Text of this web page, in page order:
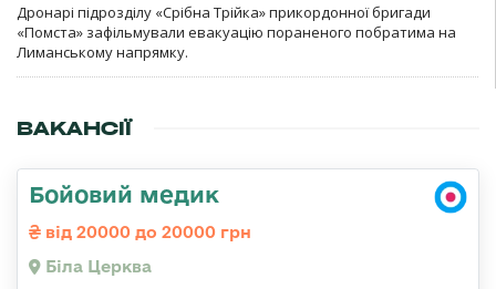
Дронарі підрозділу «Срібна Трійка» прикордонної бригади
«Помста» зафільмували евакуацію пораненого побратима на
Лиманському напрямку.
ВАКАНСІЇ
Бойовий медик
від 20000 до 20000 грн
Біла Церква